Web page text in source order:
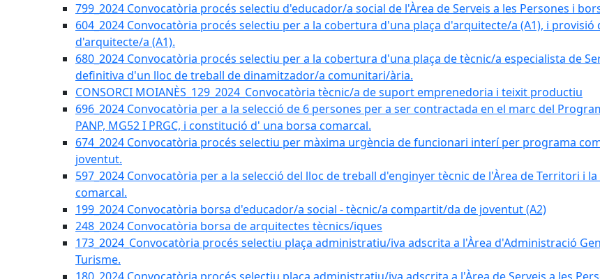
799_2024 Convocatòria procés selectiu d'educador/a social de l'Àrea de Serveis a les Persones i
604_2024 Convocatòria procés selectiu per a la cobertura d'una plaça d'arquitecte/a (A1), i
d'arquitecte/a (A1).
680_2024 Convocatòria procés selectiu per a la cobertura d'una plaça de tècnic/a especialista de
definitiva d'un lloc de treball de dinamitzador/a comunitari/ària.
CONSORCI MOIANÈS_129_2024_Convocatòria tècnic/a de suport emprenedoria i teixit productiu
696_2024 Convocatòria per a la selecció de 6 persones per a ser contractada en el marc del
PANP, MG52 I PRGC, i constitució d' una borsa comarcal.
674_2024 Convocatòria procés selectiu per màxima urgència de funcionari interí per programa
joventut.
597_2024 Convocatòria per a la selecció del lloc de treball d'enginyer tècnic de l'Àrea de Territori i
comarcal.
199_2024 Convocatòria borsa d'educador/a social - tècnic/a compartit/da de joventut (A2)
248_2024 Convocatòria borsa de arquitectes tècnics/iques
173_2024_Convocatòria procés selectiu plaça administratiu/iva adscrita a l'Àrea d'Administració
Turisme.